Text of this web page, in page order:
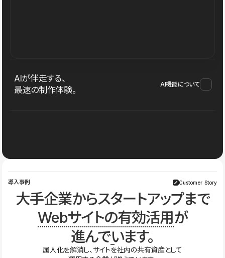
AIが伴走する、
最速の制作体験。
AI機能について
導入事例 Customer Story
大手企業からスタートアップまで
Webサイトの有効活用が
進んでいます。
属人化を解消し、サイトを社内の共有資産として